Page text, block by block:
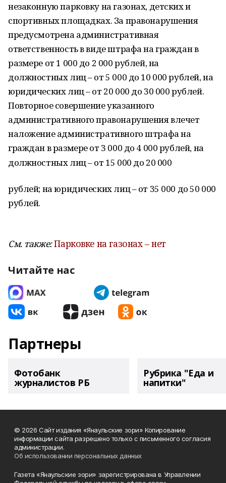
незаконную парковку на газонах, детских и
спортивных площадках. За правонарушения
предусмотрена административная
ответственность в виде штрафа на граждан в
размере от 1 000 до 2 000 рублей, на
должностных лиц – от 5 000 до 10 000 рублей, на
юридических лиц – от 20 000 до 30 000 рублей.
Повторное совершение указанного
административного правонарушения влечет
наложение административного штрафа на
граждан в размере от 3 000 до 4 000 рублей, на
должностных лиц – от 15 000 до 20 000
рублей; на юридических лиц – от 35 000 до 50 000
рублей.
См. также:Парковке на газонах – нет
Читайте нас
Партнеры
Фотобанк
журналистов РБ
Рубрика "Еда и
напитки"
© 2026 Сайт издания «Янаульские зори» Копирование
информации сайта разрешено только с письменного согласия
администрации.
Об использовании персональных данных
Газета «Янаульские зори» зарегистрирована в Управлении